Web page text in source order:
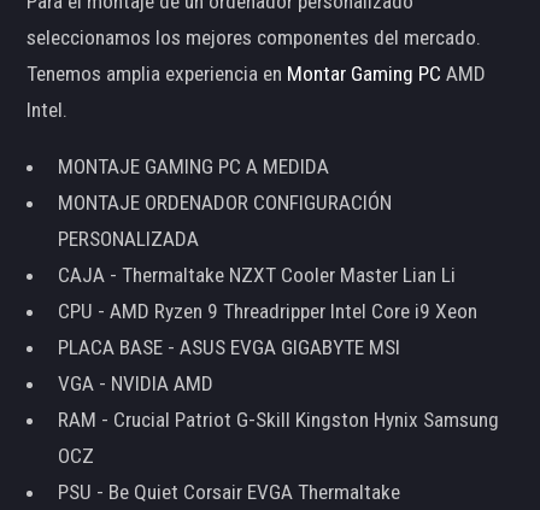
seleccionamos los mejores componentes del mercado.
Tenemos amplia experiencia en Montar Gaming PC AMD
Intel.
MONTAJE GAMING PC A MEDIDA
MONTAJE ORDENADOR CONFIGURACIÓN
PERSONALIZADA
CAJA - Thermaltake NZXT Cooler Master Lian Li
CPU - AMD Ryzen 9 Threadripper Intel Core i9 Xeon
PLACA BASE - ASUS EVGA GIGABYTE MSI
VGA - NVIDIA AMD
RAM - Crucial Patriot G-Skill Kingston Hynix Samsung
OCZ
PSU - Be Quiet Corsair EVGA Thermaltake